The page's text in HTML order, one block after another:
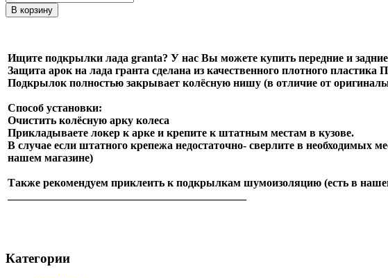
В корзину
Ищите подкрылки лада granta? У нас Вы можете купить передние и
Защита арок на лада гранта сделана из качественного плотного
Подкрылок полностью закрывает колёсную нишу (в отличие от
Способ установки:
Очистить колёсную арку колеса
Прикладываете локер к арке и крепите к штатным местам в кузове.
В случае если штатного крепежа недостаточно- сверлите в необходимых
нашем магазине)
Также рекомендуем приклеить к подкрылкам шумоизоляцию (есть в
Категории